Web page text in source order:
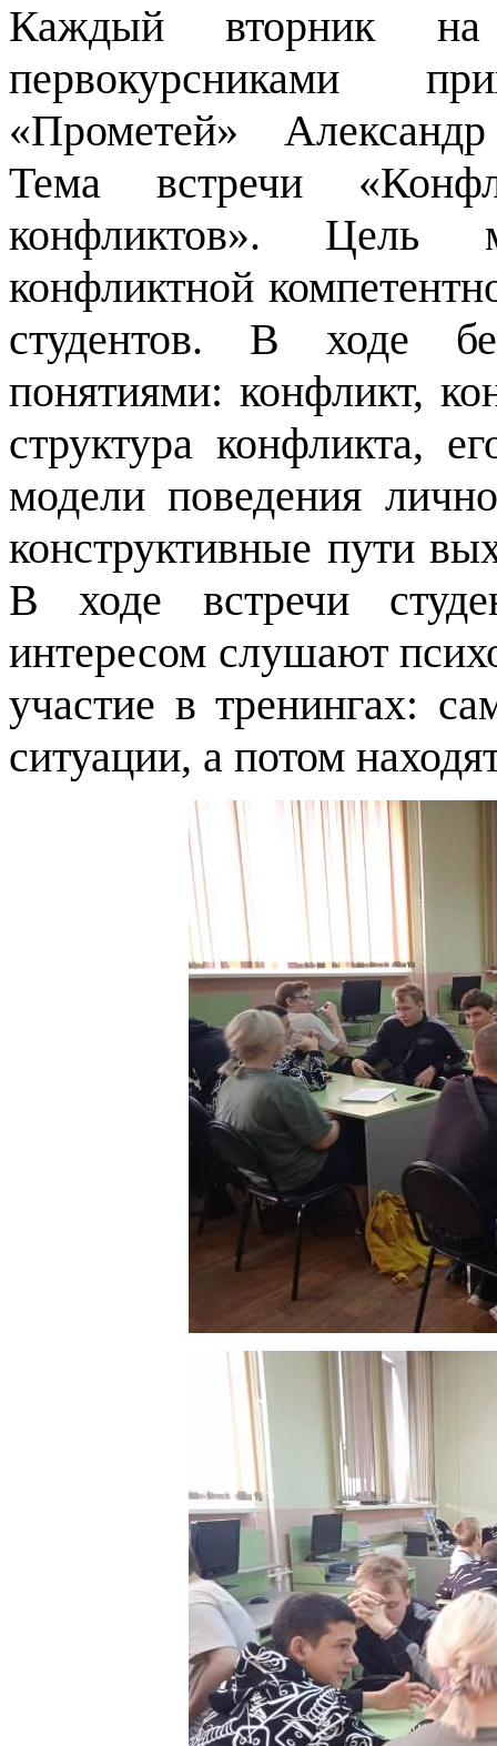
Каждый вторник на
первокурсниками
«Прометей»
Тема встречи
конфликтов». Цель
конфликтной
студентов. В ходе
понятиями: конфликт,
структура конфликта,
модели поведения
конструктивные пути
В ходе встречи
интересом слушают
участие в тренингах:
ситуации, а потом